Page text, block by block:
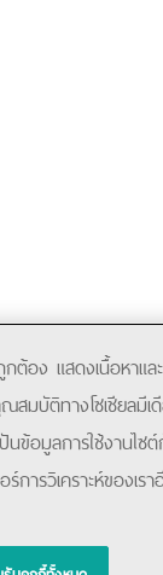
กต้อง แสดงเนื้อหาและ
มบัติทางโซเชียลมีเ
นข้อมูลการใช้งานไซ
การวิเคราะห์ของเร